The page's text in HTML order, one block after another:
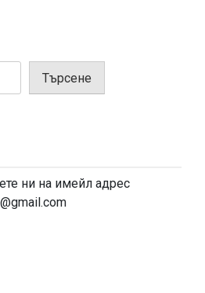
Търсене
ни на имейл адрес